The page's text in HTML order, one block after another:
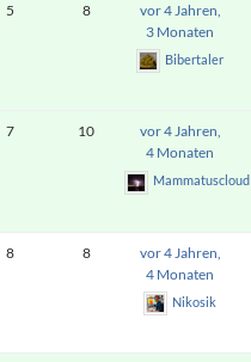
5 8
vor 4 Jahren,
3 Monaten
Bibertaler
7 10
vor 4 Jahren,
4 Monaten
Mammatuscloud
8 8
vor 4 Jahren,
4 Monaten
Nikosik